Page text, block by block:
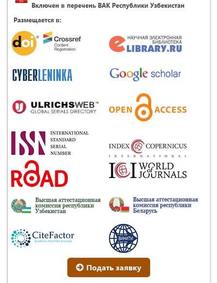
Включен в перечень ВАК Республики Узбекистан
Размещается в:
Подать заявку